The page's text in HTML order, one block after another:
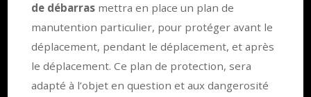
de débarrasmettra en place un plan de
manutention particulier, pour protéger avant le
déplacement, pendant le déplacement, et après
le déplacement. Ce plan de protection, sera
adapté à l’objet en question et aux dangerosité